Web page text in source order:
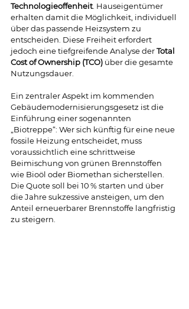
Technologieoffenheit. Hauseigentümer
erhalten damit die Möglichkeit, individuell
über das passende Heizsystem zu
entscheiden. Diese Freiheit erfordert
jedoch eine tiefgreifende Analyse der Total
Cost of Ownership (TCO) über die gesamte
Nutzungsdauer.
Ein zentraler Aspekt im kommenden
Gebäudemodernisierungsgesetz ist die
Einführung einer sogenannten
„Biotreppe“: Wer sich künftig für eine neue
fossile Heizung entscheidet, muss
voraussichtlich eine schrittweise
Beimischung von grünen Brennstoffen
wie Bioöl oder Biomethan sicherstellen.
Die Quote soll bei 10 % starten und über
die Jahre sukzessive ansteigen, um den
Anteil erneuerbarer Brennstoffe langfristig
zu steigern.